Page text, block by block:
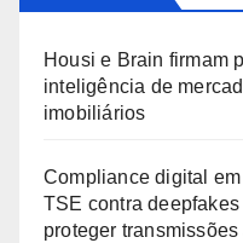
Housi e Brain firmam
inteligência de
imobiliários
Compliance digital
TSE contra
proteger